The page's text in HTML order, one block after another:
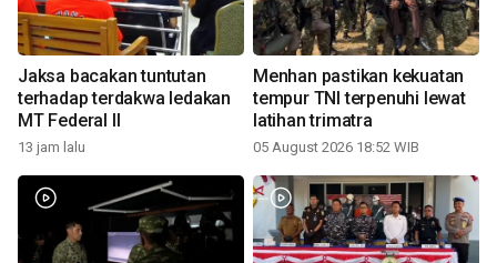
Jaksa bacakan tuntutan
terhadap terdakwa ledakan
MT Federal II
13 jam lalu
Menhan pastikan kekuatan
tempur TNI terpenuhi lewat
latihan trimatra
05 August 2026 18:52 WIB